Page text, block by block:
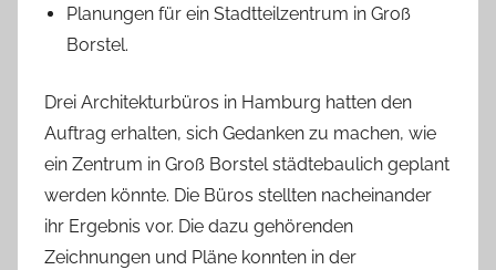
Planungen für ein Stadtteilzentrum in Groß
Borstel.
Drei Architekturbüros in Hamburg hatten den
Auftrag erhalten, sich Gedanken zu machen, wie
ein Zentrum in Groß Borstel städtebaulich geplant
werden könnte. Die Büros stellten nacheinander
ihr Ergebnis vor. Die dazu gehörenden
Zeichnungen und Pläne konnten in der